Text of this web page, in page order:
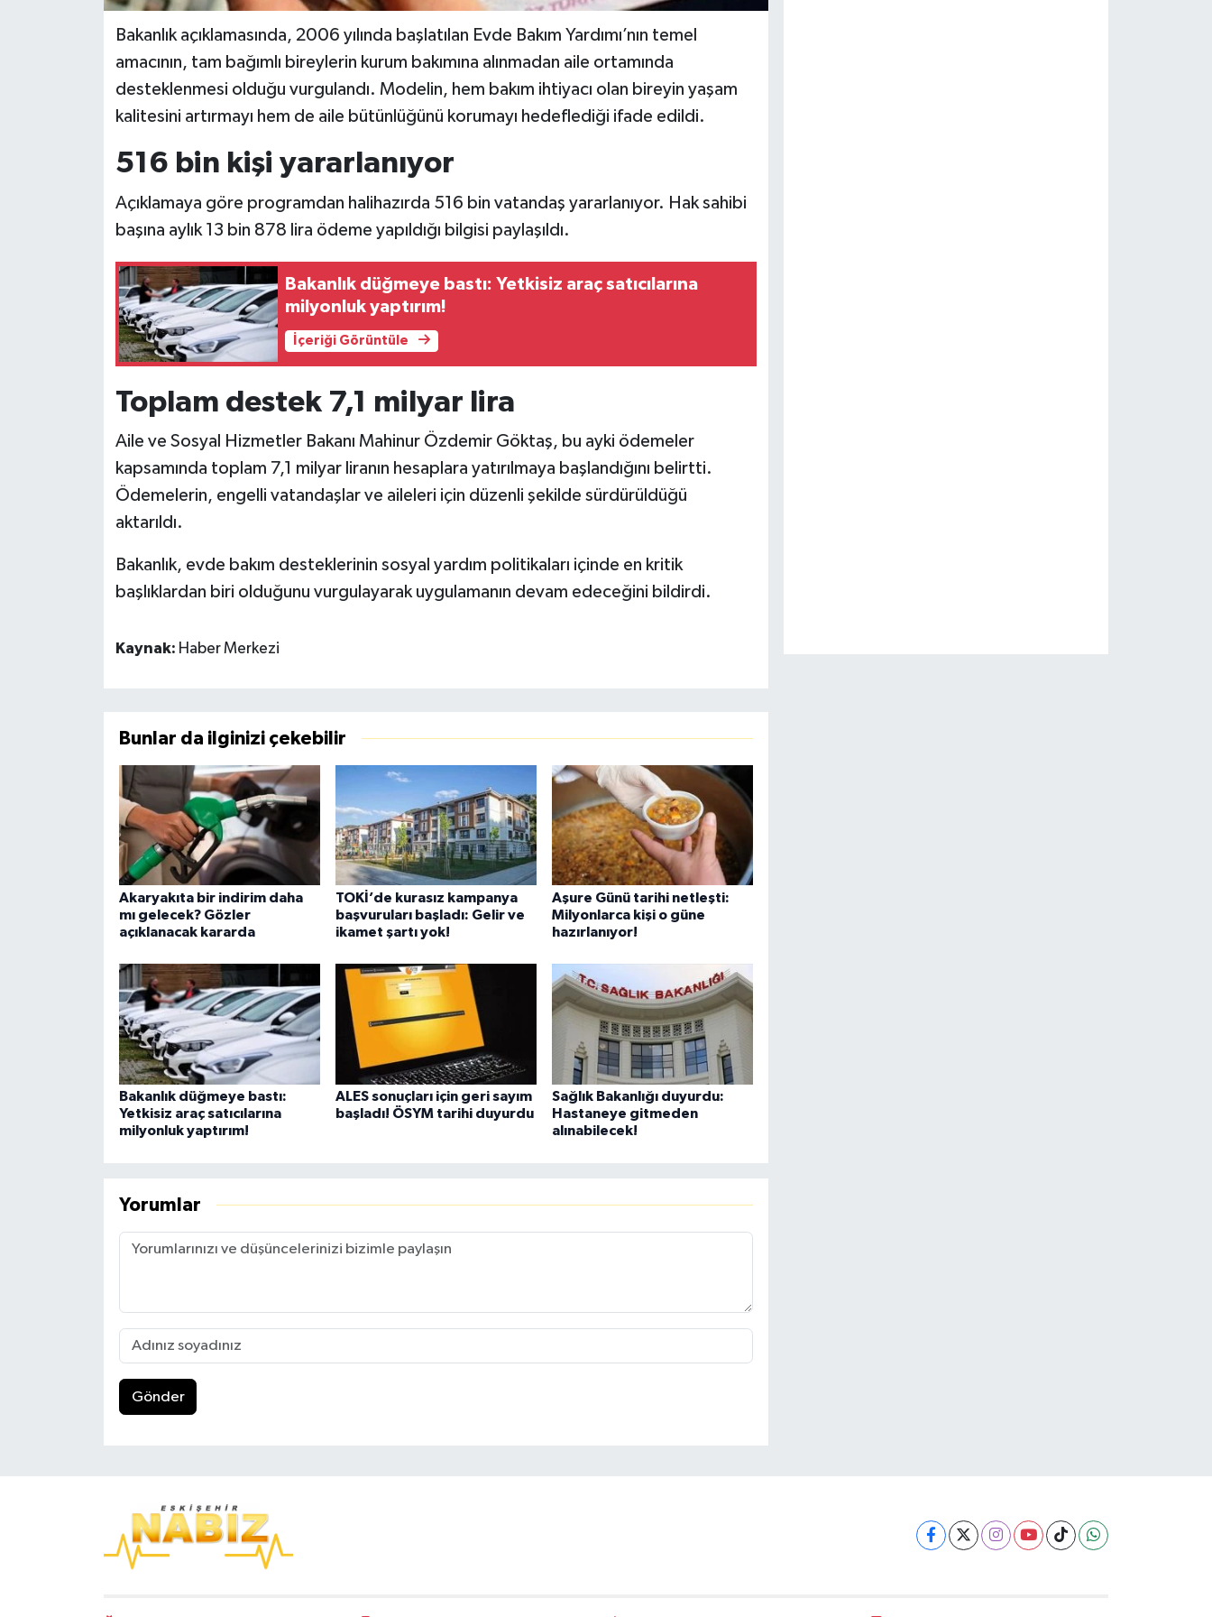
Bakanlık açıklamasında, 2006 yılında başlatılan Evde Bakım Yardımı’nın temel
amacının, tam bağımlı bireylerin kurum bakımına alınmadan aile ortamında
desteklenmesi olduğu vurgulandı. Modelin, hem bakım ihtiyacı olan bireyin yaşam
kalitesini artırmayı hem de aile bütünlüğünü korumayı hedeflediği ifade edildi.
516 bin kişi yararlanıyor
Açıklamaya göre programdan halihazırda 516 bin vatandaş yararlanıyor. Hak sahibi
başına aylık 13 bin 878 lira ödeme yapıldığı bilgisi paylaşıldı.
Bakanlık düğmeye bastı: Yetkisiz araç satıcılarına
milyonluk yaptırım!
İçeriği Görüntüle
Toplam destek 7,1 milyar lira
Aile ve Sosyal Hizmetler Bakanı Mahinur Özdemir Göktaş, bu ayki ödemeler
kapsamında toplam 7,1 milyar liranın hesaplara yatırılmaya başlandığını belirtti.
Ödemelerin, engelli vatandaşlar ve aileleri için düzenli şekilde sürdürüldüğü
aktarıldı.
Bakanlık, evde bakım desteklerinin sosyal yardım politikaları içinde en kritik
başlıklardan biri olduğunu vurgulayarak uygulamanın devam edeceğini bildirdi.
Kaynak: Haber Merkezi
Bunlar da ilginizi çekebilir
Akaryakıta bir indirim daha
mı gelecek? Gözler
açıklanacak kararda
TOKİ’de kurasız kampanya
başvuruları başladı: Gelir ve
ikamet şartı yok!
Aşure Günü tarihi netleşti:
Milyonlarca kişi o güne
hazırlanıyor!
Bakanlık düğmeye bastı:
Yetkisiz araç satıcılarına
milyonluk yaptırım!
ALES sonuçları için geri sayım
başladı! ÖSYM tarihi duyurdu
Sağlık Bakanlığı duyurdu:
Hastaneye gitmeden
alınabilecek!
Yorumlar
Gönder